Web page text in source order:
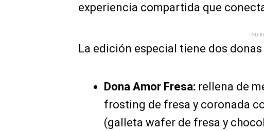
experiencia compartida que
La edición especial tiene dos
Dona Amor Fresa: rellena de
frosting de fresa y coronada
(galleta wafer de fresa y